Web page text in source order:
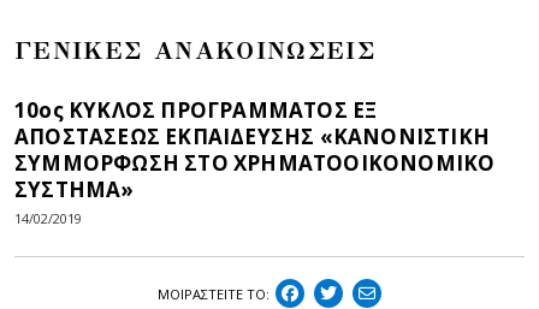
ΓΕΝΙΚΕΣ ΑΝΑΚΟΙΝΩΣΕΙΣ
10ος ΚΥΚΛΟΣ ΠΡΟΓΡΑΜΜΑΤΟΣ ΕΞ
ΑΠΟΣΤΑΣΕΩΣ ΕΚΠΑΙΔΕΥΣΗΣ «ΚΑΝΟΝΙΣΤΙΚΗ
ΣΥΜΜΟΡΦΩΣΗ ΣΤΟ ΧΡΗΜΑΤΟΟΙΚΟΝΟΜΙΚΟ
ΣΥΣΤΗΜΑ»
14/02/2019
ΜΟΙΡΑΣΤEIΤΕ ΤΟ: